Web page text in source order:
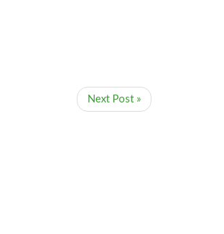
Next Post »